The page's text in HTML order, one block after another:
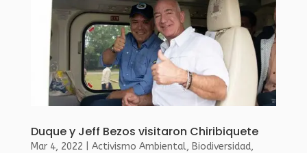
Duque y Jeff Bezos visitaron Chiribiquete
Mar 4, 2022 Activismo Ambiental, Biodiversidad,